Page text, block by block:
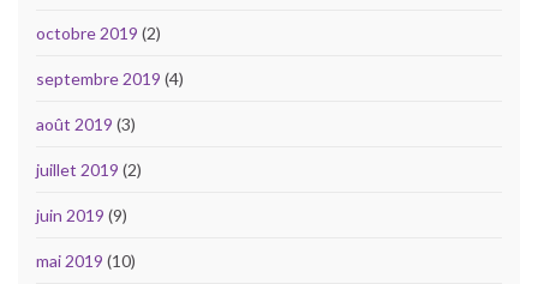
octobre 2019 (2)
septembre 2019 (4)
août 2019 (3)
juillet 2019 (2)
juin 2019 (9)
mai 2019 (10)